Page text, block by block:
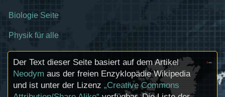
Biologie Seite
Physik für alle
Der Text dieser Seite basiert auf dem Artikel
Neodym aus der freien Enzyklopädie Wikipedia
und ist unter der Lizenz „Creative Commons